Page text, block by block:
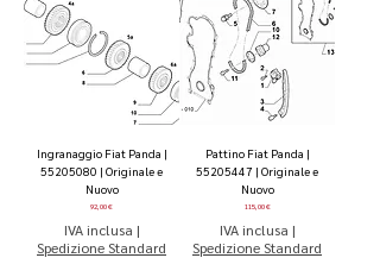
Ingranaggio Fiat Panda |
55205080 | Originale e
Nuovo
Prezzo
92,00 €
IVA inclusa |
Spedizione Standard
Pattino Fiat Panda |
55205447 | Originale e
Nuovo
Prezzo
115,00 €
IVA inclusa |
Spedizione Standard